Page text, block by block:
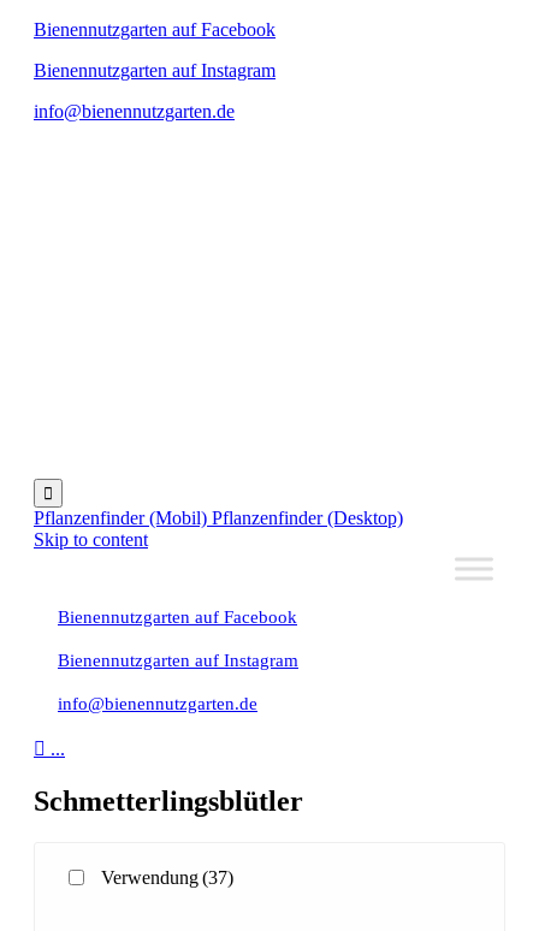
Bienennutzgarten auf Facebook
Bienennutzgarten auf Instagram
info@bienennutzgarten.de

Pflanzenfinder (Mobil) Pflanzenfinder (Desktop)
Skip to content
Bienennutzgarten auf Facebook
Bienennutzgarten auf Instagram
info@bienennutzgarten.de
 ...
Schmetterlingsblütler
Verwendung(37)